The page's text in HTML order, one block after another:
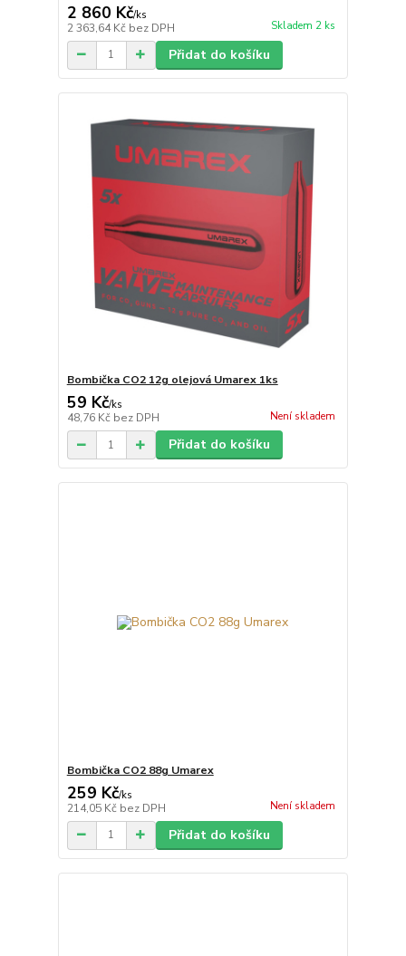
2 860 Kč/ks
2 363,64 Kč bez DPH Skladem 2 ks
Přidat do košíku
Bombička CO2 12g olejová Umarex 1ks
59 Kč/ks
48,76 Kč bez DPH Není skladem
Přidat do košíku
Bombička CO2 88g Umarex
259 Kč/ks
214,05 Kč bez DPH Není skladem
Přidat do košíku